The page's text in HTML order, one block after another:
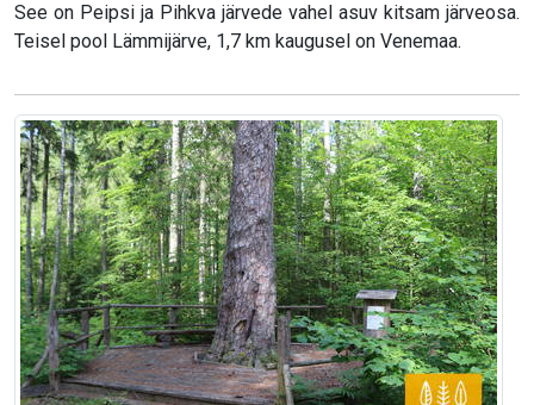
See on Peipsi ja Pihkva järvede vahel asuv kitsam järveosa.
Teisel pool Lämmijärve, 1,7 km kaugusel on Venemaa.